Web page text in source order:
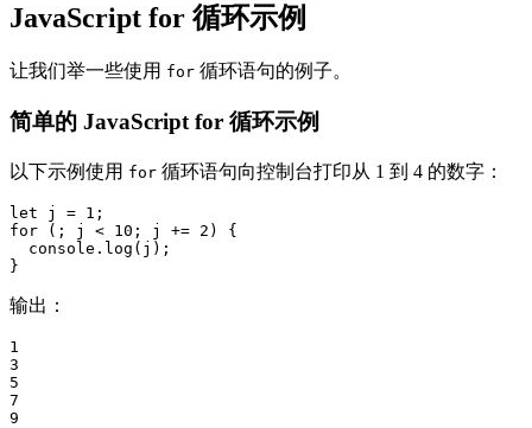
JavaScript for 循环示例
让我们举一些使用 for 循环语句的例子。
简单的 JavaScript for 循环示例
以下示例使用 for 循环语句向控制台打印从 1 到 4 的数字：
let j = 1;
for (; j < 10; j += 2) {
  console.log(j);
输出：
1
3
5
7
9